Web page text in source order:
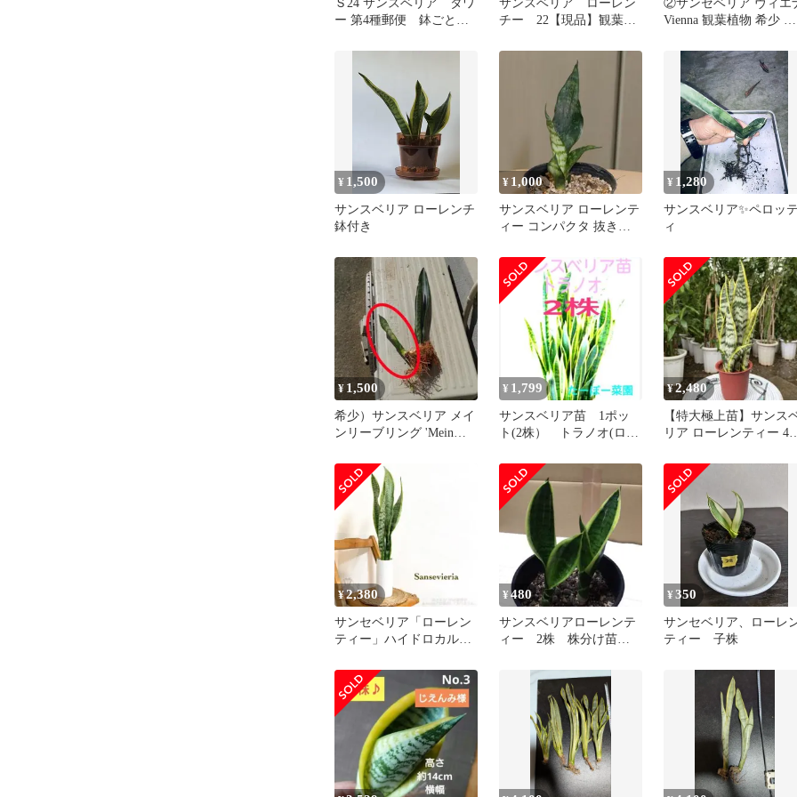
Ｓ24 サンスベリア タワ
ー 第4種郵便 鉢ごと発
サンスベリア ローレン
チー 22【現品】観葉植
②サンセベリア ヴィエ
Vienna 観葉植物 希少 イ
¥ 1,500
サンスベリア ローレンチ
鉢付き
¥ 1,000
サンスベリア ローレンテ
ィー コンパクタ 抜き苗
¥ 1,280
サンスベリア✨ペロッ
ィ
¥ 1,500
希少）サンスベリア メイ
ンリーブリング 'Mein
¥ 1,799
サンスベリア苗 1ポッ
ト(2株） トラノオ(ロー
品★
¥2,480
【特大極上苗】サンス
リア ローレンティー 4
¥2,380
サンセベリア「ローレン
ティー」ハイドロカルチ
ホワイト
¥480
サンスベリアローレンテ
ィー 2株 株分け苗
¥350
サンセベリア、ローレ
ティー 子株